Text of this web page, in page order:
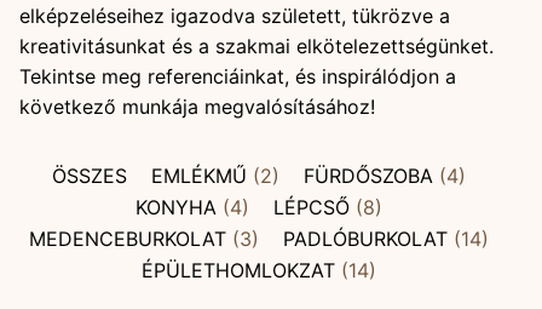
elképzeléseihez igazodva született, tükrözve a
kreativitásunkat és a szakmai elkötelezettségünket.
Tekintse meg referenciáinkat, és inspirálódjon a
következő munkája megvalósításához!
ÖSSZES EMLÉKMŰ (2) FÜRDŐSZOBA (4)
KONYHA (4) LÉPCSŐ (8)
MEDENCEBURKOLAT (3) PADLÓBURKOLAT (14)
ÉPÜLETHOMLOKZAT (14)